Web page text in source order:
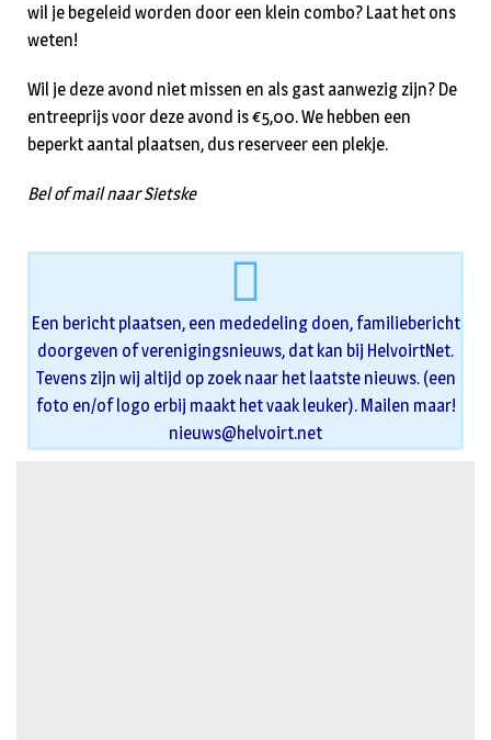
wil je begeleid worden door een klein combo? Laat het ons
weten!
Wil je deze avond niet missen en als gast aanwezig zijn? De
entreeprijs voor deze avond is €5,00. We hebben een
beperkt aantal plaatsen, dus reserveer een plekje.
Bel of mail naar Sietske
Een bericht plaatsen, een mededeling doen, familiebericht
doorgeven of verenigingsnieuws, dat kan bij HelvoirtNet.
Tevens zijn wij altijd op zoek naar het laatste nieuws. (een
foto en/of logo erbij maakt het vaak leuker). Mailen maar!
nieuws@helvoirt.net